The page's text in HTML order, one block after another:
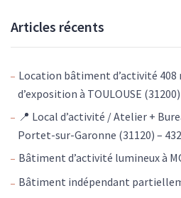
Articles récents
Location bâtiment d’activité 408
d’exposition à TOULOUSE (31200)
📍 Local d’activité / Atelier +
Portet-sur-Garonne (31120) –
Bâtiment d’activité lumineux à
Bâtiment indépendant